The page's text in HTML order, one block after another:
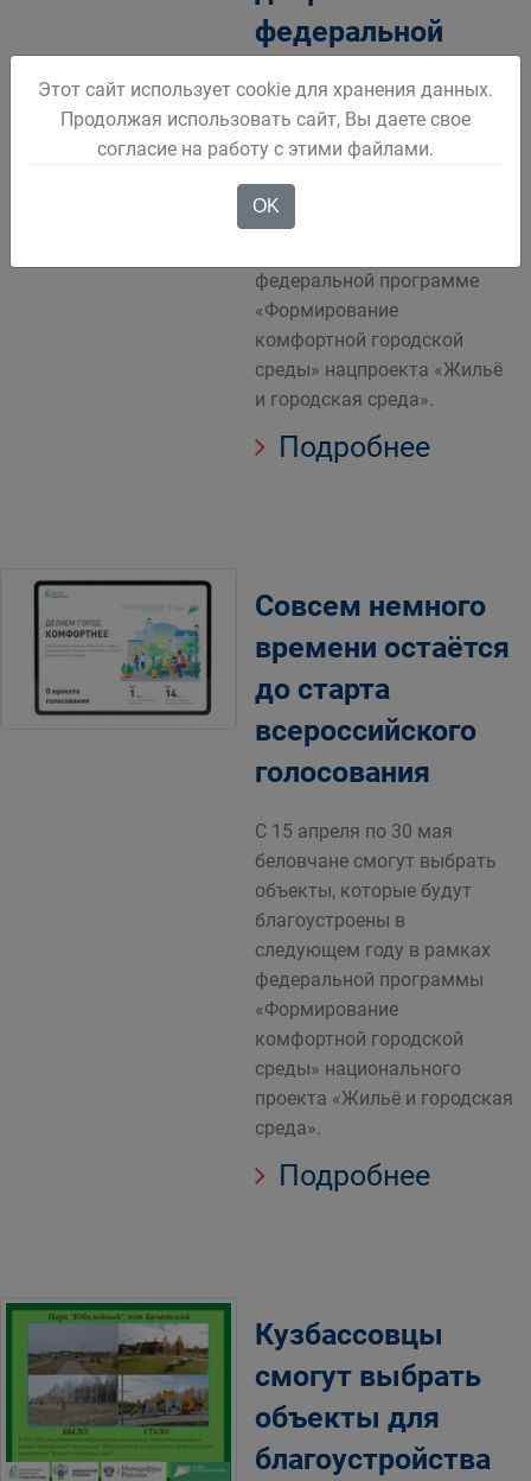
федеральной
программе
В текущем году в Белове
благоустроят 10 дворовых
территорий. Капитальный
ремонт стал возможен
федеральной программе
«Формирование
комфортной городской
среды» нацпроекта «Жильё
и городская среда».
Подробнее
Совсем немного
времени остаётся
до старта
всероссийского
голосования
С 15 апреля по 30 мая
беловчане смогут выбрать
объекты, которые будут
благоустроены в
следующем году в рамках
федеральной программы
«Формирование
комфортной городской
среды» национального
проекта «Жильё и городская
среда».
Подробнее
Кузбассовцы
смогут выбрать
объекты для
благоустройства
Этот сайт использует cookie для хранения данных.
Продолжая использовать сайт, Вы даете свое
согласие на работу с этими файлами.
OK